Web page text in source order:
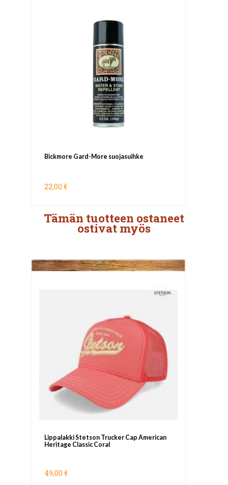
Bickmore Gard-More suojasuihke
22,00 €
Tämän tuotteen ostaneet
ostivat myös
Lippalakki Stetson Trucker Cap American
Heritage Classic Coral
49,00 €